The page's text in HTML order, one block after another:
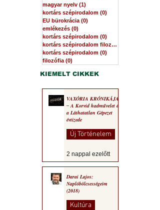
magyar nyelv (1)
kortárs szépirodalom (0)
EU bürokrácia (0)
emlékezés (0)
kortárs szépirodalom (0)
kortárs szépirodalom filozófia
kortárs szépirodalom (0)
filozófia (0)
KIEMELT CIKKEK
VAXÓRIA KRÓNIKÁJA
‒ A Korvid hadművelet és
a Láthatatlan Gépezet
évtizede
Új Történelem
2 nappal ezelőtt
Darai Lajos:
Naplóbölcsességeim
(2018)
Kultúra